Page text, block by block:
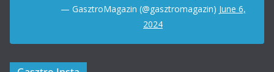
— GasztroMagazin (@gasztromagazin) June 6,
2024